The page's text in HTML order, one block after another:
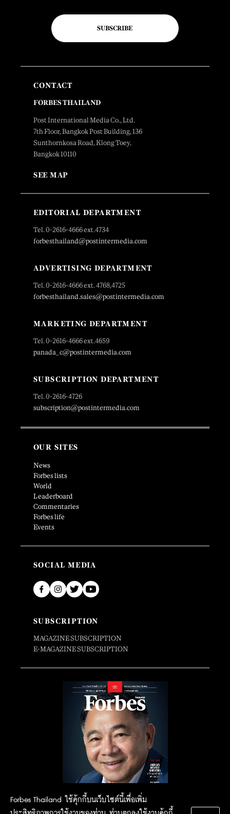
Forbes Thailand ใช้คุ้กกี้บนเว็บไซต์นี้เพื่อเพิ่ม
SUBSCRIBE
CONTACT
FORBES THAILAND
Post International Media Co., Ltd.
7th Floor, Bangkok Post Building, 136
Sunthornkosa Road, Klong Toey,
Bangkok 10110
SEE MAP
EDITORIAL DEPARTMENT
Tel. 0-2616-4666 ext.4734
forbesthailand@postintermedia.com
ADVERTISING DEPARTMENT
Tel. 0-2616-4666 ext. 4768,4725
forbesthailand.sales@postintermedia.com
MARKETING DEPARTMENT
Tel. 0-2616-4666 ext.4659
panada_c@postintermedia.com
SUBSCRIPTION DEPARTMENT
Tel. 0-2616-4726
subscription@postintermedia.com
OUR SITES
News
Forbes lists
World
Leaderboard
Commentaries
Forbes life
Events
SOCIAL MEDIA
SUBSCRIPTION
MAGAZINE SUBSCRIPTION
E-MAGAZINE SUBSCRIPTION